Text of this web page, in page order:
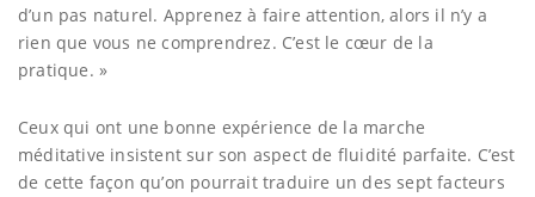
d’un pas naturel. Apprenez à faire attention, alors il n’y a
rien que vous ne comprendrez. C’est le cœur de la
pratique. »
Ceux qui ont une bonne expérience de la marche
méditative insistent sur son aspect de fluidité parfaite. C’est
de cette façon qu’on pourrait traduire un des sept facteurs